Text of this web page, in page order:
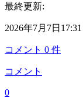
最終更新:
2026年7月7日17:31
コメント 0 件
コメント
0